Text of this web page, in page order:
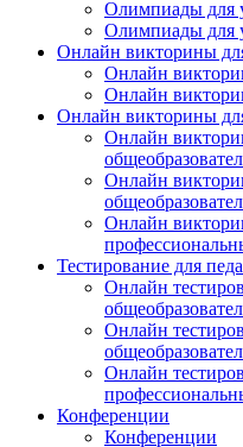
Олимпиады для
Олимпиады для
Онлайн викторины
Онлайн
Онлайн
Онлайн викторины
Онлайн
Онлайн
Онлайн
Тестирование для
Онлайн
Онлайн
Онлайн
Конференции
Конференции